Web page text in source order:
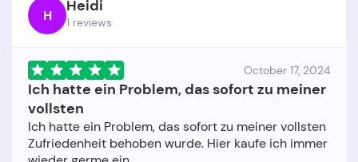
H Heidi
1 reviews
October 17, 2024
Ich hatte ein Problem, das sofort zu meiner
vollsten
Ich hatte ein Problem, das sofort zu meiner vollsten
Zufriedenheit behoben wurde. Hier kaufe ich immer